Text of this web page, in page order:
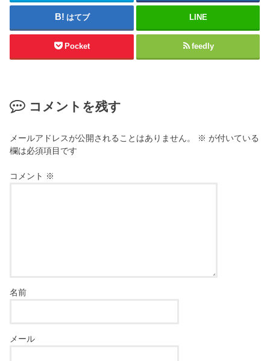
はてブ LINE
Pocket feedly
コメントを残す
メールアドレスが公開されることはありません。 ※ が付いている
欄は必須項目です
コメント ※
名前
メール